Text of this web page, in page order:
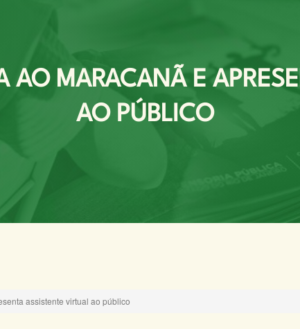
AO MARACANÃ E
AO PÚBLICO
assistente virtual ao público